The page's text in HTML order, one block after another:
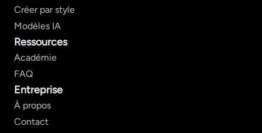
Créer par style
Modèles IA
Ressources
Académie
FAQ
Entreprise
À propos
Contact